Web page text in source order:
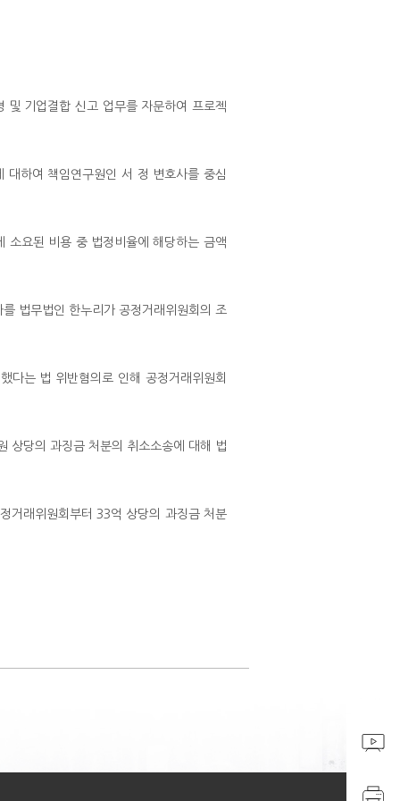
및 기업결합 신고 업무를 자문하여 프로젝
대하여 책임연구원인 서 정 변호사를 중심
소요된 비용 중 법정비율에 해당하는 금액
법무법인 한누리가 공정거래위원회의 조
다는 법 위반혐의로 인해 공정거래위원회
상당의 과징금 처분의 취소소송에 대해 법
거래위원회부터 33억 상당의 과징금 처분